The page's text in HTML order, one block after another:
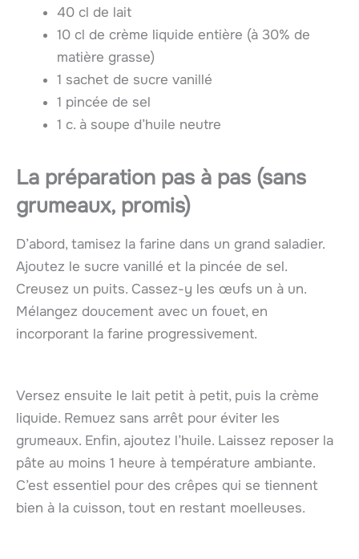
40 cl de lait
10 cl de crème liquide entière (à 30% de
matière grasse)
1 sachet de sucre vanillé
1 pincée de sel
1 c. à soupe d’huile neutre
La préparation pas à pas (sans
grumeaux, promis)
D’abord, tamisez la farine dans un grand saladier.
Ajoutez le sucre vanillé et la pincée de sel.
Creusez un puits. Cassez-y les œufs un à un.
Mélangez doucement avec un fouet, en
incorporant la farine progressivement.
Versez ensuite le lait petit à petit, puis la crème
liquide. Remuez sans arrêt pour éviter les
grumeaux. Enfin, ajoutez l’huile. Laissez reposer la
pâte au moins 1 heure à température ambiante.
C’est essentiel pour des crêpes qui se tiennent
bien à la cuisson, tout en restant moelleuses.